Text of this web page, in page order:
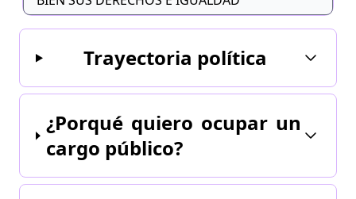
Trayectoria política
¿Porqué quiero ocupar un
cargo público?